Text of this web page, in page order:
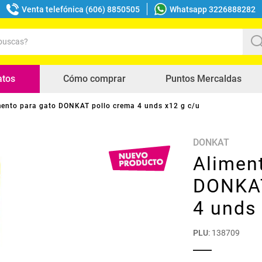
Venta telefónica (606) 8850505 Whatsapp 3226888282
Cómo comprar Puntos Mercaldas
para gato DONKAT pollo crema 4 unds x12 g c/u
DONKAT
4
PLU: 138709
buscados